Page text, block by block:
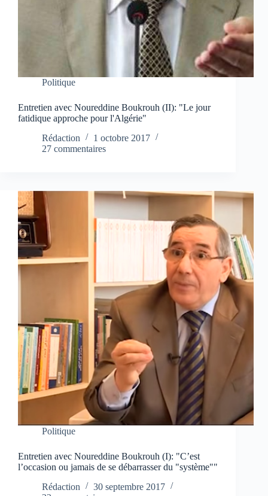
Politique
Entretien avec Noureddine Boukrouh (II): "Le jour
fatidique approche pour l'Algérie"
Rédaction
1 octobre 2017
27 commentaires
Politique
Entretien avec Noureddine Boukrouh (I): "C’est
l’occasion ou jamais de se débarrasser du "système""
Rédaction
30 septembre 2017